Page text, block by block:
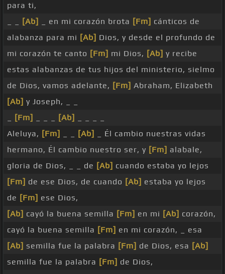
para ti,
[Ab] _ en mi corazón brota [Fm] cánticos de
alabanza para mi [Ab] Dios, y desde el profundo de
mi corazón te canto [Fm] mi Dios, [Ab] y recibe
estas alabanzas de tus hijos del ministerio, sielmo
de Dios, vamos adelante, [Fm] Abraham, Elizabeth
[Ab] y Joseph, _ _
[Fm] [Ab]
Aleluya, [Fm] [Ab]
_ Él cambio nuestras vidas
hermano, Él cambio nuestro ser, y [Fm] alabale,
gloria de Dios, _ _ de [Ab] cuando estaba yo lejos
[Fm] de ese Dios, de cuando [Ab] estaba yo lejos
de [Fm] ese Dios,
[Ab] cayó la buena semilla [Fm] en mi [Ab] corazón,
cayó la buena semilla [Fm] en mi corazón, _ esa
[Ab] semilla fue la palabra [Fm] de Dios, esa [Ab]
semilla fue la palabra [Fm] de Dios,